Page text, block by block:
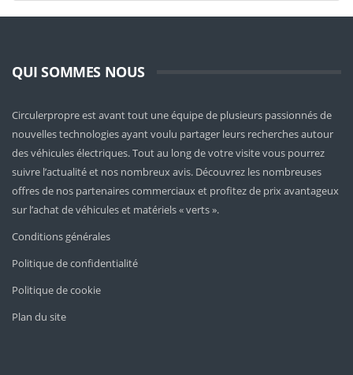
QUI SOMMES NOUS
Circulerpropre est avant tout une équipe de plusieurs passionnés de
nouvelles technologies ayant voulu partager leurs recherches autour
des véhicules électriques. Tout au long de votre visite vous pourrez
suivre l’actualité et nos nombreux avis. Découvrez les nombreuses
offres de nos partenaires commerciaux et profitez de prix avantageux
sur l’achat de véhicules et matériels « verts ».
Conditions générales
Politique de confidentialité
Politique de cookie
Plan du site